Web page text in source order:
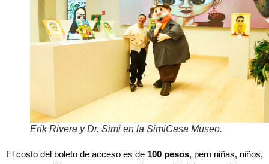
Erik Rivera y Dr. Simi en la SimiCasa Museo.
El costo del boleto de acceso es de 100 pesos, pero niñas, niños,